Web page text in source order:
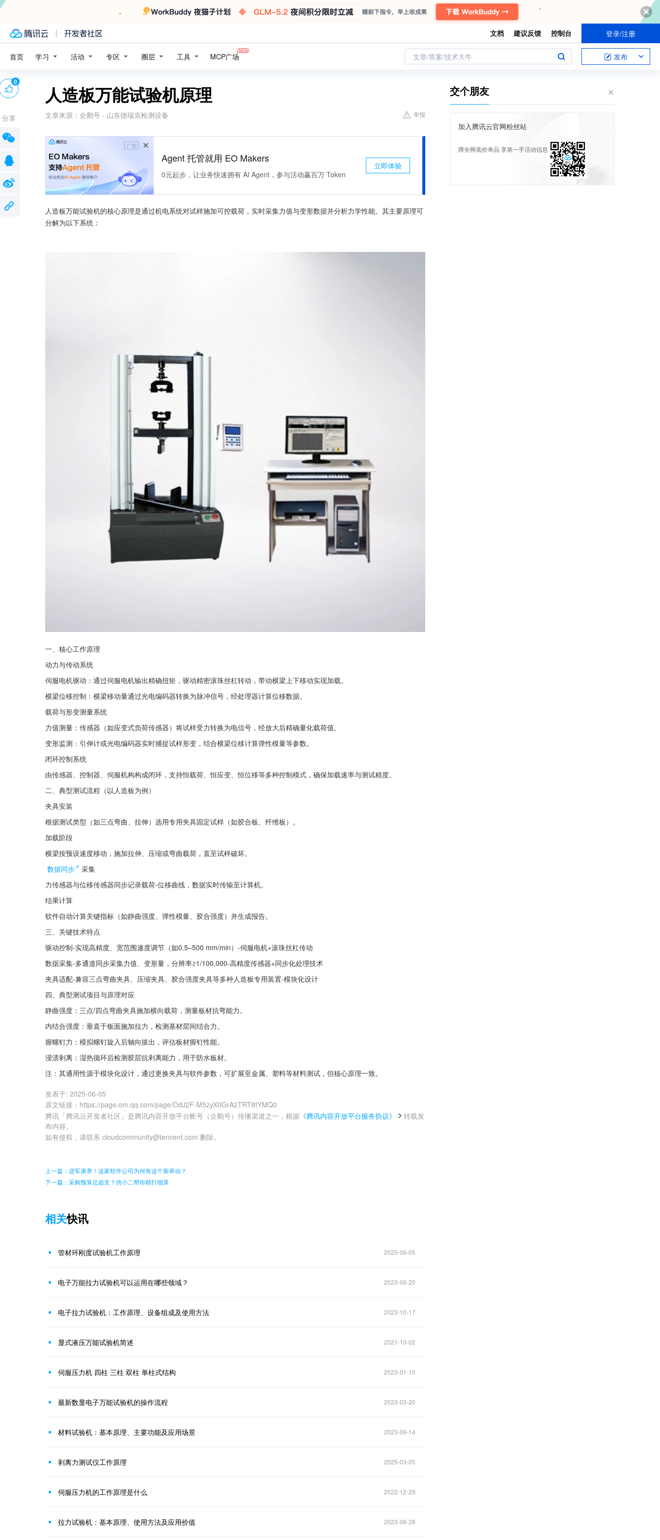
文档 建议反馈 控制台 登录/注册
首页 学习 活动 专区 圈层 工具 MCP广场 文章/答案/技术大牛 发布
人造板万能试验机原理
文章来源： 企鹅号 - 山东德瑞克检测设备 举报
广告
Agent 托管就用 EO Makers
0元起步，让业务快速拥有 AI Agent，参与活动赢百万 Token
立即体验
人造板万能试验机的核心原理是通过机电系统对试样施加可控载荷，实时采集力值与变形数据并分析力学性能。其主要原理可
分解为以下系统：
一、核心工作原理
‌伺服电机驱动‌：通过伺服电机输出精确扭矩，驱动精密滚珠丝杠转动，带动横梁上下移动实现加载。
横梁位移控制‌：横梁移动量通过光电编码器转换为脉冲信号，经处理器计算位移数据。
力值测量‌：传感器（如应变式负荷传感器）将试样受力转换为电信号，经放大后精确量化载荷值。
变形监测‌：引伸计或光电编码器实时捕捉试样形变，结合横梁位移计算弹性模量等参数。
由传感器、控制器、伺服机构构成闭环，支持恒载荷、恒应变、恒位移等多种控制模式，确保加载速率与测试精度。
二、典型测试流程（以人造板为例）
根据测试类型（如三点弯曲、拉伸）选用专用夹具固定试样（如胶合板、纤维板）。
横梁按预设速度移动，施加拉伸、压缩或弯曲载荷，直至试样破坏。
数据同步
力传感器与位移传感器同步记录载荷-位移曲线，数据实时传输至计算机。
软件自动计算关键指标（如静曲强度、弹性模量、胶合强度）并生成报告。
三、关键技术特点
‌驱动控制-实现高精度、宽范围速度调节（如0.5–500 mm/min）-伺服电机+滚珠丝杠传动
‌数据采集‌-多通道同步采集力值、变形量，分辨率≥1/100,000-高精度传感器+同步化处理技术
‌夹具适配-兼容三点弯曲夹具、压缩夹具、胶合强度夹具等多种人造板专用装置-模块化设计
四、典型测试项目与原理对应
静曲强度‌：三点/四点弯曲夹具施加横向载荷，测量板材抗弯能力。
内结合强度‌：垂直于板面施加拉力，检测基材层间结合力。
握螺钉力‌：模拟螺钉旋入后轴向拔出，评估板材握钉性能。
浸渍剥离‌：湿热循环后检测胶层抗剥离能力，用于防水板材。
注：其通用性源于模块化设计，通过更换夹具与软件参数，可扩展至金属、塑料等材料测试，但核心原理一致。
发表于: 2025-06-05
原文链接 ： https://page.om.qq.com/page/OdJ2F-M5zyX0GrA2TRT8tYMQ0
腾讯「腾讯云开发者社区」是腾讯内容开放平台帐号（企鹅号）传播渠道之一，根据 《腾讯内容开放平台服务协议》
转载发
布内容。
如有侵权，请联系 cloudcommunity@tencent.com 删除。
0
分享
上一篇：进军康养！这家软件公司为何有这个新举动？
下一篇：采购预算总超支？供小二帮你精打细算
相关快讯
管材环刚度试验机工作原理 2025-06-05
电子万能拉力试验机可以运用在哪些领域？ 2023-06-20
电子拉力试验机：工作原理、设备组成及使用方法 2023-10-17
显式液压万能试验机简述 2021-10-02
伺服压力机 四柱 三柱 双柱 单柱式结构 2023-01-10
最新数显电子万能试验机的操作流程 2023-03-20
材料试验机：基本原理、主要功能及应用场景 2023-09-14
剥离力测试仪工作原理 2025-03-05
伺服压力机的工作原理是什么 2022-12-29
拉力试验机：基本原理、使用方法及应用价值 2023-06-28
交个朋友
加入腾讯云官网粉丝站
蹲全网底价单品 享第一手活动信息